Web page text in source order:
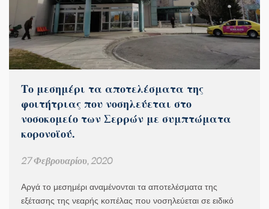
Tο μεσημέρι τα αποτελέσματα της
φοιτήτριας που νοσηλεύεται στο
νοσοκομείο των Σερρών με συμπτώματα
κορονοϊού.
27 Φεβρουαρίου, 2020
Αργά το μεσημέρι αναμένονται τα αποτελέσματα της
εξέτασης της νεαρής κοπέλας που νοσηλεύεται σε ειδικό